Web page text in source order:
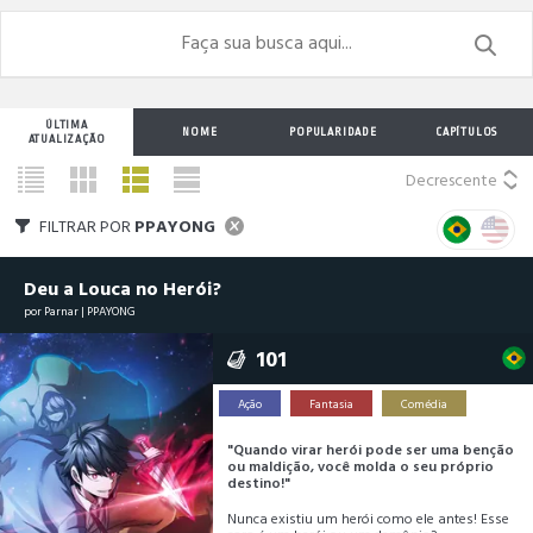
ÚLTIMA
ATUALIZAÇÃO
NOME POPULARIDADE CAPÍTULOS
Decrescente
FILTRAR PORPPAYONG
Deu a Louca no Herói?
porParnar| PPAYONG
101
Ação Fantasia Comédia
"Quando virar herói pode ser uma benção
ou maldição, você molda o seu próprio
destino!"
Nunca existiu um herói como ele antes! Esse